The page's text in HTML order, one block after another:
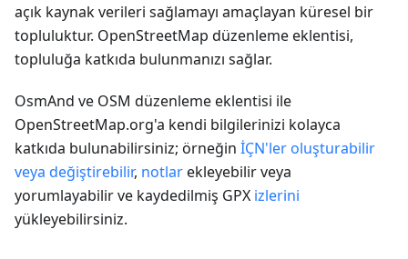
açık kaynak verileri sağlamayı amaçlayan küresel bir
topluluktur. OpenStreetMap düzenleme eklentisi,
topluluğa katkıda bulunmanızı sağlar.
OsmAnd ve OSM düzenleme eklentisi ile
OpenStreetMap.org'a kendi bilgilerinizi kolayca
katkıda bulunabilirsiniz; örneğin İÇN'ler oluşturabilir
veya değiştirebilir, notlarekleyebilir veya
yorumlayabilir ve kaydedilmiş GPX izlerini
yükleyebilirsiniz.